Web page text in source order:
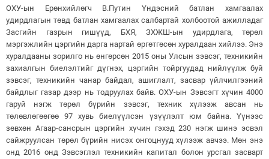
ОХУ-ын Ерөнхийлөгч В.Путин Үндэсний батлан хамгаалах
удирдлагын төвд батлан хамгаалах салбартай холбоотой ажилладаг
Засгийн газрын гишүүд, БХЯ, ЗХЖШ-ын удирдлага, төрөл
мэргэжлийн цэргийн дарга нартай өргөтгөсөн хуралдаан хийлээ. Энэ
хуралдааны зорилго нь өнгөрсөн 2015 оны Улсын зэвсэг, техникийн
захиалгын биелэлтийг дүгнэх, цэргийн тойргуудад нийлүүлж буй
зэвсэг, техникийн чанар байдал, ашиглалт, засвар үйлчилгээний
байдлыг газар дээр нь тодруулах байв. ОХУ-ын Зэвсэгт хүчин 4000
гаруй нэгж төрөл бүрийн зэвсэг, техник хүлээж авсан нь
төлөвлөгөөгөө 97 хувь биелүүлсэн үзүүлэлт юм байна. Үүнээс
зөвхөн Агаар-сансрын цэргийн хүчин гэхэд 230 нэгж шинэ эсвэл
сайжруулсан төрөл бүрийн нисэх онгоцнууд хүлээж авчээ. Мөн энэ
онд 2016 онд Зэвсэглэл техникийн капитал болон урсгал засварт